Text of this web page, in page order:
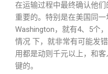
在运输过程中最终确认他们
重要的。特别是在美国同
Washington，就有4、5个
情况 下，就非常有可能发
用都是动则千元以上，和
键的。